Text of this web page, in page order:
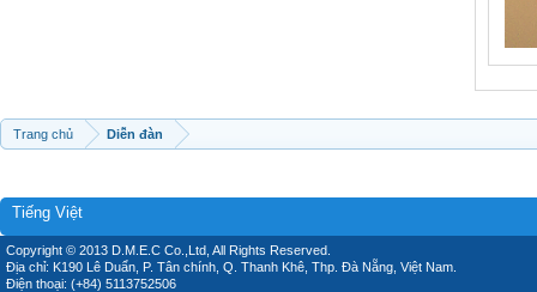
Trang chủ Diễn đàn
Tiếng Việt
Copyright © 2013 D.M.E.C Co.,Ltd, All Rights Reserved.
Địa chỉ: K190 Lê Duẩn, P. Tân chính, Q. Thanh Khê, Thp. Đà Nẵng, Việt Nam.
Điện thoại: (+84) 5113752506